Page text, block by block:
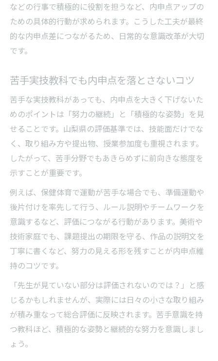
などの行事で積極的に役割を担うなど、内申点アップの
ための具体的行動が求められます。こうした工夫が最終
的な内申点差につながるため、日常的な意識改革が大切
です。
苦手実技教科でも内申点を落とさないコツ
苦手な実技教科があっても、内申点を大きく下げないた
めのポイントは「努力の継続」と「積極的な姿勢」を見
せることです。山梨県の評価基準では、技能面だけでな
く、取り組み方や提出物、授業参加度も重視されます。
したがって、苦手分野でもあきらめずに前向きな態度を
示すことが重要です。
例えば、保健体育で運動が苦手な場合でも、準備運動や
後片付けを率先して行う、ルール説明やチームワークを
意識するなど、評価につながる行動があります。美術や
技術家庭でも、課題提出の期限を守る、作品の説明文を
丁寧に書くなど、努力の見える形を残すことが内申点維
持のコツです。
「先生が見ていない部分は評価されないのでは？」と感
じるかもしれませんが、実際には日々の小さな取り組み
が積み重なって総合評価に反映されます。苦手意識を持
つ教科ほど、積極的な姿勢と継続的な努力を意識しまし
ょう。